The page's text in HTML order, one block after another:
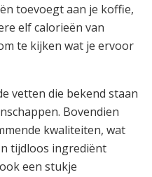
toevoegt aan je koffie,
elf calorieën van
te kijken wat je ervoor
vetten die bekend staan
Bovendien
kwaliteiten, wat
tijdloos ingrediënt
een stukje